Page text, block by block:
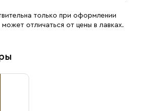
только при оформлении
отличаться от цены в лавках.